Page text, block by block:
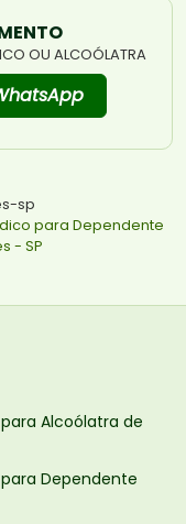
OU ALCOÓLATRA
sp
para Dependente
- SP
Alcoólatra de
Dependente